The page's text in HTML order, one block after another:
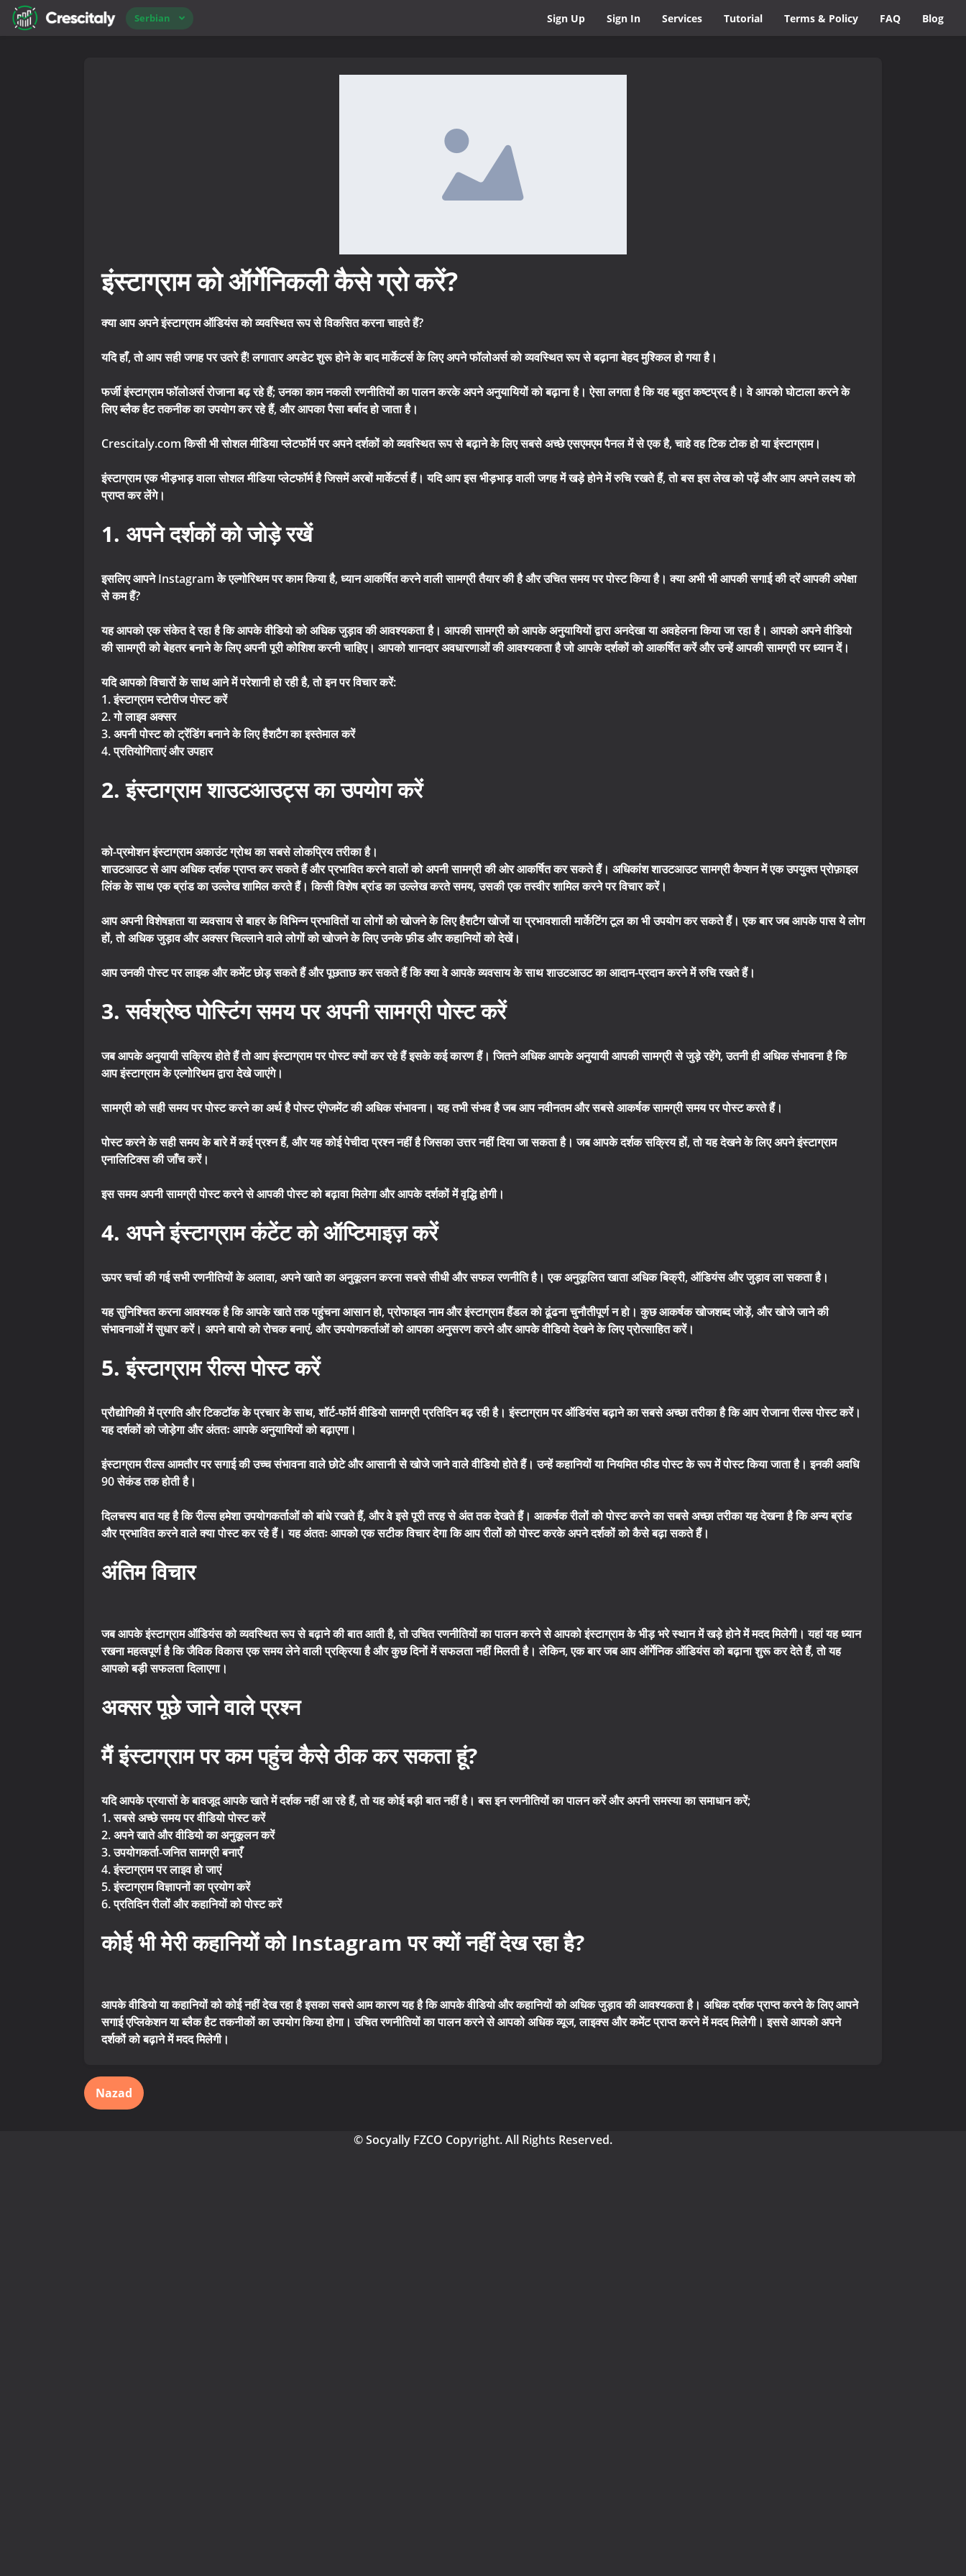
Serbian Sign Up Sign In Services Tutorial Terms & Policy FAQ Blog
इंस्टाग्राम को ऑर्गेनिकली कैसे ग्रो करें?
क्या आप अपने इंस्टाग्राम ऑडियंस को व्यवस्थित रूप से विकसित करना चाहते हैं?
यदि हाँ, तो आप सही जगह पर उतरे हैं! लगातार अपडेट शुरू होने के बाद मार्केटर्स के लिए अपने फॉलोअर्स को व्यवस्थित रूप से बढ़ाना बेहद मुश्किल हो गया है।
फर्जी इंस्टाग्राम फॉलोअर्स रोजाना बढ़ रहे हैं; उनका काम नकली रणनीतियों का पालन करके अपने अनुयायियों को बढ़ाना है। ऐसा लगता है कि यह बहुत कष्टप्रद है। वे आपको घोटाला करने के
लिए ब्लैक हैट तकनीक का उपयोग कर रहे हैं, और आपका पैसा बर्बाद हो जाता है।
Crescitaly.com किसी भी सोशल मीडिया प्लेटफॉर्म पर अपने दर्शकों को व्यवस्थित रूप से बढ़ाने के लिए सबसे अच्छे एसएमएम पैनल में से एक है, चाहे वह टिक टोक हो या इंस्टाग्राम।
इंस्टाग्राम एक भीड़भाड़ वाला सोशल मीडिया प्लेटफॉर्म है जिसमें अरबों मार्केटर्स हैं। यदि आप इस भीड़भाड़ वाली जगह में खड़े होने में रुचि रखते हैं, तो बस इस लेख को पढ़ें और आप अपने लक्ष्य को
प्राप्त कर लेंगे।
1. अपने दर्शकों को जोड़े रखें
इसलिए आपने Instagram के एल्गोरिथम पर काम किया है, ध्यान आकर्षित करने वाली सामग्री तैयार की है और उचित समय पर पोस्ट किया है। क्या अभी भी आपकी सगाई की दरें आपकी अपेक्षा
से कम हैं?
यह आपको एक संकेत दे रहा है कि आपके वीडियो को अधिक जुड़ाव की आवश्यकता है। आपकी सामग्री को आपके अनुयायियों द्वारा अनदेखा या अवहेलना किया जा रहा है। आपको अपने वीडियो
की सामग्री को बेहतर बनाने के लिए अपनी पूरी कोशिश करनी चाहिए। आपको शानदार अवधारणाओं की आवश्यकता है जो आपके दर्शकों को आकर्षित करें और उन्हें आपकी सामग्री पर ध्यान दें।
यदि आपको विचारों के साथ आने में परेशानी हो रही है, तो इन पर विचार करें:
1. इंस्टाग्राम स्टोरीज पोस्ट करें
2. गो लाइव अक्सर
3. अपनी पोस्ट को ट्रेंडिंग बनाने के लिए हैशटैग का इस्तेमाल करें
4. प्रतियोगिताएं और उपहार
2. इंस्टाग्राम शाउटआउट्स का उपयोग करें
को-प्रमोशन इंस्टाग्राम अकाउंट ग्रोथ का सबसे लोकप्रिय तरीका है।
शाउटआउट से आप अधिक दर्शक प्राप्त कर सकते हैं और प्रभावित करने वालों को अपनी सामग्री की ओर आकर्षित कर सकते हैं। अधिकांश शाउटआउट सामग्री कैप्शन में एक उपयुक्त प्रोफ़ाइल
लिंक के साथ एक ब्रांड का उल्लेख शामिल करते हैं। किसी विशेष ब्रांड का उल्लेख करते समय, उसकी एक तस्वीर शामिल करने पर विचार करें।
आप अपनी विशेषज्ञता या व्यवसाय से बाहर के विभिन्न प्रभावितों या लोगों को खोजने के लिए हैशटैग खोजों या प्रभावशाली मार्केटिंग टूल का भी उपयोग कर सकते हैं। एक बार जब आपके पास ये लोग
हों, तो अधिक जुड़ाव और अक्सर चिल्लाने वाले लोगों को खोजने के लिए उनके फ़ीड और कहानियों को देखें।
आप उनकी पोस्ट पर लाइक और कमेंट छोड़ सकते हैं और पूछताछ कर सकते हैं कि क्या वे आपके व्यवसाय के साथ शाउटआउट का आदान-प्रदान करने में रुचि रखते हैं।
3. सर्वश्रेष्ठ पोस्टिंग समय पर अपनी सामग्री पोस्ट करें
जब आपके अनुयायी सक्रिय होते हैं तो आप इंस्टाग्राम पर पोस्ट क्यों कर रहे हैं इसके कई कारण हैं। जितने अधिक आपके अनुयायी आपकी सामग्री से जुड़े रहेंगे, उतनी ही अधिक संभावना है कि
आप इंस्टाग्राम के एल्गोरिथम द्वारा देखे जाएंगे।
सामग्री को सही समय पर पोस्ट करने का अर्थ है पोस्ट एंगेजमेंट की अधिक संभावना। यह तभी संभव है जब आप नवीनतम और सबसे आकर्षक सामग्री समय पर पोस्ट करते हैं।
पोस्ट करने के सही समय के बारे में कई प्रश्न हैं, और यह कोई पेचीदा प्रश्न नहीं है जिसका उत्तर नहीं दिया जा सकता है। जब आपके दर्शक सक्रिय हों, तो यह देखने के लिए अपने इंस्टाग्राम
एनालिटिक्स की जाँच करें।
इस समय अपनी सामग्री पोस्ट करने से आपकी पोस्ट को बढ़ावा मिलेगा और आपके दर्शकों में वृद्धि होगी।
4. अपने इंस्टाग्राम कंटेंट को ऑप्टिमाइज़ करें
ऊपर चर्चा की गई सभी रणनीतियों के अलावा, अपने खाते का अनुकूलन करना सबसे सीधी और सफल रणनीति है। एक अनुकूलित खाता अधिक बिक्री, ऑडियंस और जुड़ाव ला सकता है।
यह सुनिश्चित करना आवश्यक है कि आपके खाते तक पहुंचना आसान हो, प्रोफाइल नाम और इंस्टाग्राम हैंडल को ढूंढना चुनौतीपूर्ण न हो। कुछ आकर्षक खोजशब्द जोड़ें, और खोजे जाने की
संभावनाओं में सुधार करें। अपने बायो को रोचक बनाएं, और उपयोगकर्ताओं को आपका अनुसरण करने और आपके वीडियो देखने के लिए प्रोत्साहित करें।
5. इंस्टाग्राम रील्स पोस्ट करें
प्रौद्योगिकी में प्रगति और टिकटॉक के प्रचार के साथ, शॉर्ट-फॉर्म वीडियो सामग्री प्रतिदिन बढ़ रही है। इंस्टाग्राम पर ऑडियंस बढ़ाने का सबसे अच्छा तरीका है कि आप रोजाना रील्स पोस्ट करें।
यह दर्शकों को जोड़ेगा और अंततः आपके अनुयायियों को बढ़ाएगा।
इंस्टाग्राम रील्स आमतौर पर सगाई की उच्च संभावना वाले छोटे और आसानी से खोजे जाने वाले वीडियो होते हैं। उन्हें कहानियों या नियमित फीड पोस्ट के रूप में पोस्ट किया जाता है। इनकी अवधि
90 सेकंड तक होती है।
दिलचस्प बात यह है कि रील्स हमेशा उपयोगकर्ताओं को बांधे रखते हैं, और वे इसे पूरी तरह से अंत तक देखते हैं। आकर्षक रीलों को पोस्ट करने का सबसे अच्छा तरीका यह देखना है कि अन्य ब्रांड
और प्रभावित करने वाले क्या पोस्ट कर रहे हैं। यह अंततः आपको एक सटीक विचार देगा कि आप रीलों को पोस्ट करके अपने दर्शकों को कैसे बढ़ा सकते हैं।
अंतिम विचार
जब आपके इंस्टाग्राम ऑडियंस को व्यवस्थित रूप से बढ़ाने की बात आती है, तो उचित रणनीतियों का पालन करने से आपको इंस्टाग्राम के भीड़ भरे स्थान में खड़े होने में मदद मिलेगी। यहां यह ध्यान
रखना महत्वपूर्ण है कि जैविक विकास एक समय लेने वाली प्रक्रिया है और कुछ दिनों में सफलता नहीं मिलती है। लेकिन, एक बार जब आप ऑर्गेनिक ऑडियंस को बढ़ाना शुरू कर देते हैं, तो यह
आपको बड़ी सफलता दिलाएगा।
अक्सर पूछे जाने वाले प्रश्न
मैं इंस्टाग्राम पर कम पहुंच कैसे ठीक कर सकता हूं?
यदि आपके प्रयासों के बावजूद आपके खाते में दर्शक नहीं आ रहे हैं, तो यह कोई बड़ी बात नहीं है। बस इन रणनीतियों का पालन करें और अपनी समस्या का समाधान करें;
1. सबसे अच्छे समय पर वीडियो पोस्ट करें
2. अपने खाते और वीडियो का अनुकूलन करें
3. उपयोगकर्ता-जनित सामग्री बनाएँ
4. इंस्टाग्राम पर लाइव हो जाएं
5. इंस्टाग्राम विज्ञापनों का प्रयोग करें
6. प्रतिदिन रीलों और कहानियों को पोस्ट करें
कोई भी मेरी कहानियों को Instagram पर क्यों नहीं देख रहा है?
आपके वीडियो या कहानियों को कोई नहीं देख रहा है इसका सबसे आम कारण यह है कि आपके वीडियो और कहानियों को अधिक जुड़ाव की आवश्यकता है। अधिक दर्शक प्राप्त करने के लिए आपने
सगाई एप्लिकेशन या ब्लैक हैट तकनीकों का उपयोग किया होगा। उचित रणनीतियों का पालन करने से आपको अधिक व्यूज, लाइक्स और कमेंट प्राप्त करने में मदद मिलेगी। इससे आपको अपने
दर्शकों को बढ़ाने में मदद मिलेगी।
Nazad
© Socyally FZCO Copyright. All Rights Reserved.